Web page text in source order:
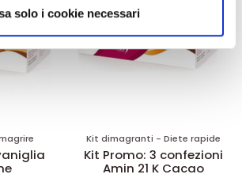
in cui utilizza il nostro sito con i
occupano di analisi dei dati web,
media, i quali potrebbero combinarle
che ha fornito loro o che hanno
solo i cookie necessari
Kit dimagranti - Diete rapide
Kit Promo: 3 confezioni
Amin 21 K Cacao